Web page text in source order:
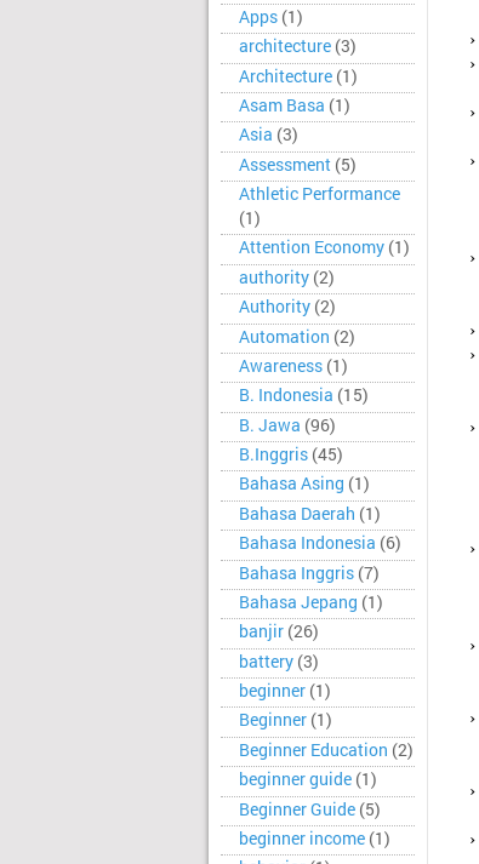
Apps (1)
architecture (3)
Architecture (1)
Asam Basa (1)
Asia (3)
Assessment (5)
Athletic Performance
(1)
Attention Economy (1)
authority (2)
Authority (2)
Automation (2)
Awareness (1)
B. Indonesia (15)
B. Jawa (96)
B.Inggris (45)
Bahasa Asing (1)
Bahasa Daerah (1)
Bahasa Indonesia (6)
Bahasa Inggris (7)
Bahasa Jepang (1)
banjir (26)
battery (3)
beginner (1)
Beginner (1)
Beginner Education (2)
beginner guide (1)
Beginner Guide (5)
beginner income (1)
›
›
›
›
›
›
›
›
›
›
›
›
›